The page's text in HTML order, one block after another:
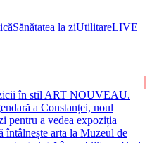
Sănătatea la ziUtilitareLIVE
în stil ART NOUVEAU.
a Constanței, noul
pentru a vedea expoziția
arta la Muzeul de